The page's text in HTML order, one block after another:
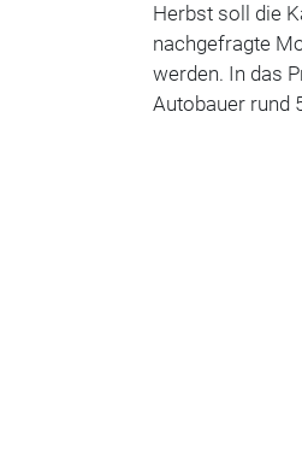
Herbst soll die
nachgefragte
werden. In das
Autobauer rund